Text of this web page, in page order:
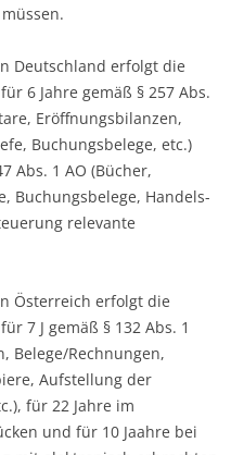
Deutschland erfolgt die
6 Jahre gemäß § 257 Abs.
Eröffnungsbilanzen,
Buchungsbelege, etc.)
Abs. 1 AO (Bücher,
Buchungsbelege, Handels-
relevante
Österreich erfolgt die
7 J gemäß § 132 Abs. 1
Belege/Rechnungen,
Aufstellung der
für 22 Jahre im
und für 10 Jaahre bei